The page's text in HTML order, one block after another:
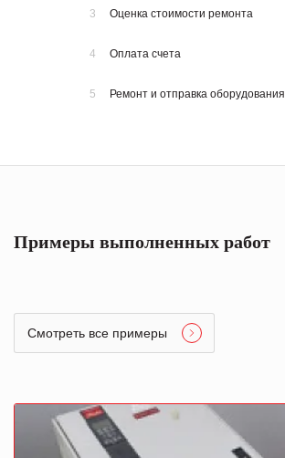
3 Оценка стоимости ремонта
4 Оплата счета
5 Ремонт и отправка оборудования
Примеры выполненных работ
Смотреть все примеры